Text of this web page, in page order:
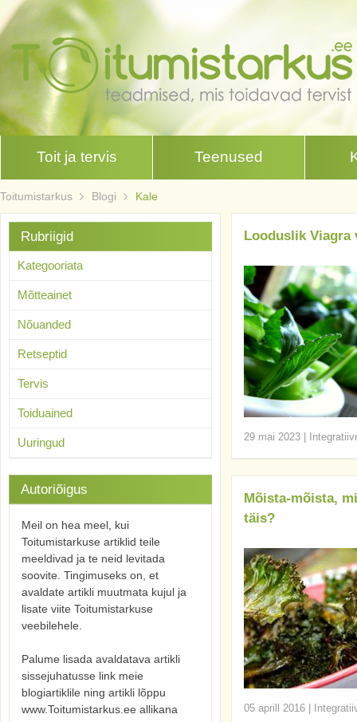
Toit ja tervis Teenused
Toitumistarkus Blogi Kale
Looduslik Viagra
29 mai 2023
Mõista-mõista,
täis?
05 aprill 2016
Rubriigid
Kategooriata
Mõtteainet
Nõuanded
Retseptid
Tervis
Toiduained
Uuringud
Autoriõigus
Meil on hea meel, kui
Toitumistarkuse artiklid teile
meeldivad ja te neid levitada
soovite. Tingimuseks on, et
avaldate artikli muutmata kujul ja
lisate viite Toitumistarkuse
veebilehele.
Palume lisada avaldatava artikli
sissejuhatusse link meie
blogiartiklile ning artikli lõppu
www.Toitumistarkus.ee allikana